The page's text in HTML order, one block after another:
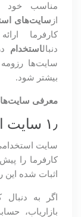
مناسب خود
از سایت‌های
کارفرما
دنبالاستخدام
سایت‌ها
بیشتر شود.
معرفی
۱٫ سایت ای‌استخدام برای کارجویان
سایت
کارفرما را
اثبات شده این
اگر به دنبال
بازاریاب،